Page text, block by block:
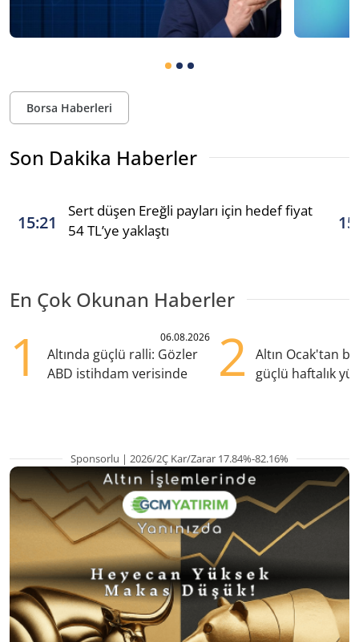
Borsa Haberleri
Son Dakika Haberler
15:21
Sert düşen Ereğli payları için hedef fiyat
54 TL’ye yaklaştı
En Çok Okunan Haberler
1 06.08.2026
Altında güçlü ralli: Gözler
ABD istihdam verisinde
2
Altın Ocak'tan
güçlü haftalık
Sponsorlu | 2026/2Ç Kar/Zarar 17.84%-82.16%